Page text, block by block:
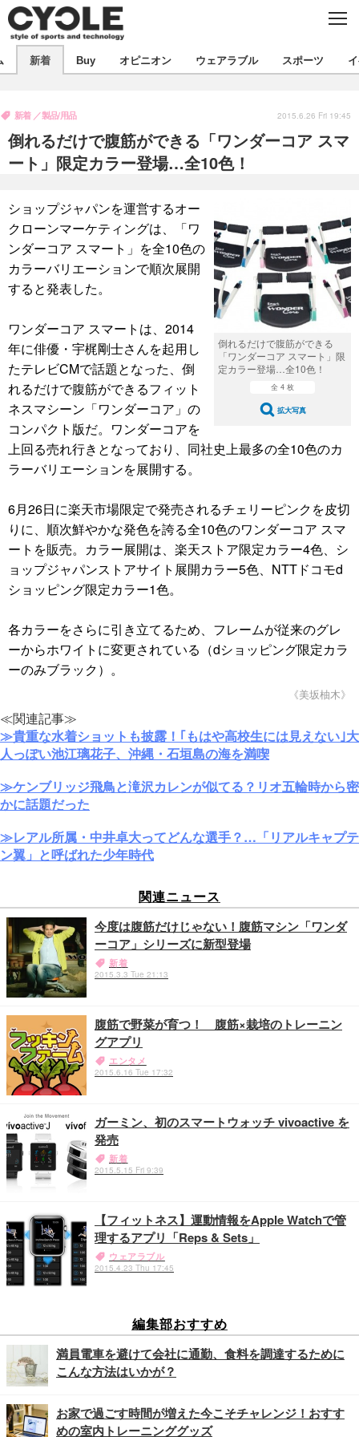
C
E
製品/用品
衣類
飲食
バックナンバー
コラム
インプレ
ボイス
デバイス
ビジネス
国内
スポーツ
選手
動画
試乗会
ツアー
文化
芸能
出版／映画
話題
ファッション
写真
動画
ライフ
社会
政治
新着 Buy オピニオン ウェアラブル スポーツ
倒れるだけで腹筋ができる「ワンダーコア スマ
ート」限定カラー登場…全10色！
新着 製品/用品 2015.6.26 Fri 19:45
倒れるだけで腹筋ができる
「ワンダーコア スマート」限
定カラー登場…全10色！
全 4 枚
拡大写真
ショップジャパンを運営するオー
クローンマーケティングは、「ワ
ンダーコア スマート」を全10色の
カラーバリエーションで順次展開
すると発表した。
ワンダーコア スマートは、2014
年に俳優・宇梶剛士さんを起用し
たテレビCMで話題となった、倒
れるだけで腹筋ができるフィット
ネスマシーン「ワンダーコア」の
コンパクト版だ。ワンダーコアを
上回る売れ行きとなっており、同社史上最多の全10色のカ
ラーバリエーションを展開する。
6月26日に楽天市場限定で発売されるチェリーピンクを皮切
りに、順次鮮やかな発色を誇る全10色のワンダーコア スマ
ートを販売。カラー展開は、楽天ストア限定カラー4色、シ
ョップジャパンストアサイト展開カラー5色、NTTドコモd
ショッピング限定カラー1色。
各カラーをさらに引き立てるため、フレームが従来のグレ
ーからホワイトに変更されている（dショッピング限定カラ
ーのみブラック）。
《美坂柚木》
≪関連記事≫
≫貴重な水着ショットも披露！｢もはや高校生には見えない｣大
人っぽい池江璃花子、沖縄・石垣島の海を満喫
≫ケンブリッジ飛鳥と滝沢カレンが似てる？リオ五輪時から密
かに話題だった
≫レアル所属・中井卓大ってどんな選手？…「リアルキャプテ
ン翼」と呼ばれた少年時代
関連ニュース
今度は腹筋だけじゃない！腹筋マシン「ワンダ
ーコア」シリーズに新型登場
新着
2015.3.3 Tue 21:13
腹筋で野菜が育つ！ 腹筋×栽培のトレーニン
グアプリ
エンタメ
2015.6.16 Tue 17:32
ガーミン、初のスマートウォッチ vivoactive を
発売
新着
2015.5.15 Fri 9:39
【フィットネス】運動情報をApple Watchで管
理するアプリ「Reps & Sets」
ウェアラブル
2015.4.23 Thu 17:45
編集部おすすめ
満員電車を避けて会社に通勤、食料を調達するために
こんな方法はいかが？
お家で過ごす時間が増えた今こそチャレンジ！おすす
めの室内トレーニンググッズ